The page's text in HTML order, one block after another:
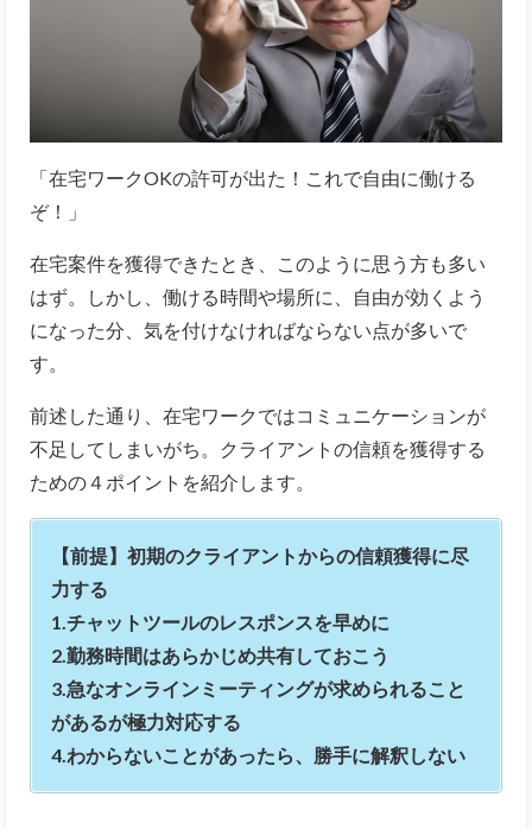
「在宅ワークOKの許可が出た！これで自由に働ける
ぞ！」
在宅案件を獲得できたとき、このように思う方も多い
はず。しかし、働ける時間や場所に、自由が効くよう
になった分、気を付けなければならない点が多いで
す。
前述した通り、在宅ワークではコミュニケーションが
不足してしまいがち。クライアントの信頼を獲得する
ための４ポイントを紹介します。
【前提】初期のクライアントからの信頼獲得に尽
力する
1.チャットツールのレスポンスを早めに
2.勤務時間はあらかじめ共有しておこう
3.急なオンラインミーティングが求められること
があるが極力対応する
4.わからないことがあったら、勝手に解釈しない